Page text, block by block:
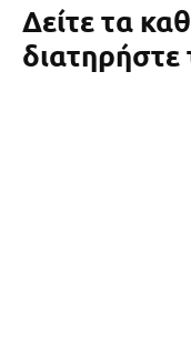
Δείτε τα
διατηρήστε